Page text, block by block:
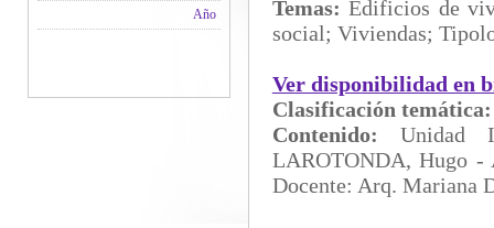
Año
Temas:Edificios de
social; Viviendas;
Ver disponibilidad en
Clasificación
Contenido:Unidad
LAROTONDA, Hugo
Docente: Arq. Mariana